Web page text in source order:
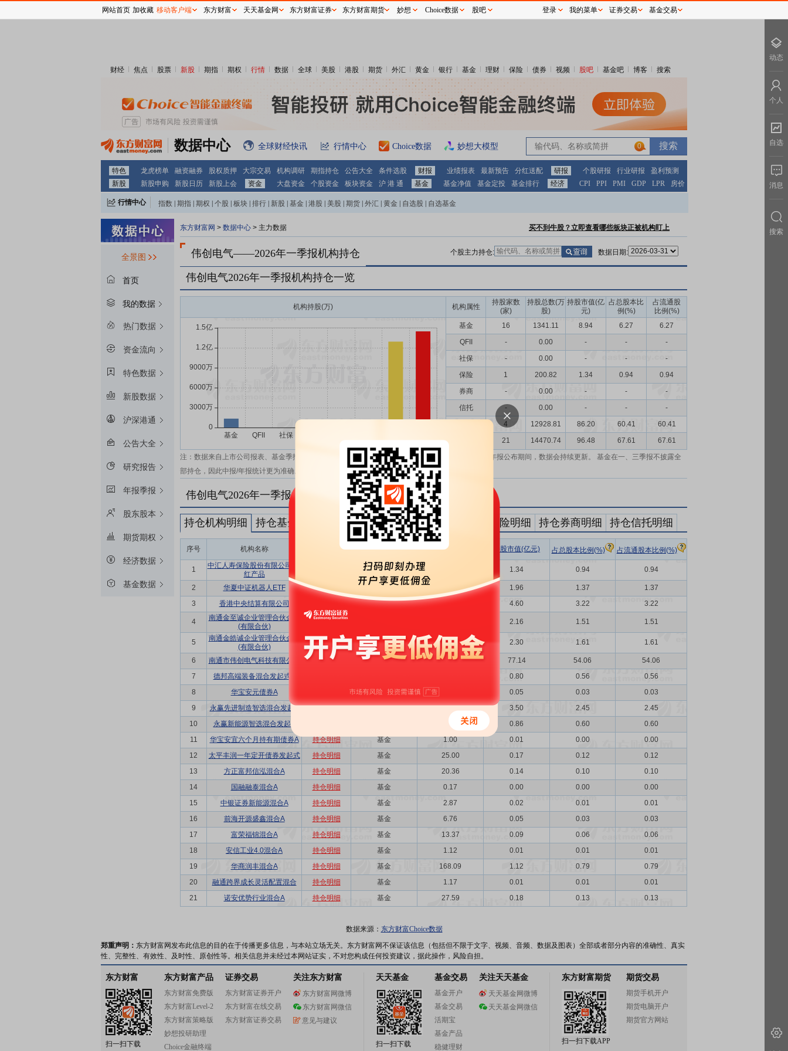
财经 焦点 股票 新股 期指 期权 行情 数据 全球 美股 港股 期货 外汇 黄金 银行 基金 理财 保险 债券 视频 股吧 基金吧 博客 搜索
数据中心 全球财经快讯 行情中心 Choice数据 妙想大模型 0
特色 龙虎榜单 融资融券 股权质押 大宗交易 机构调研 期指持仓 公告大全 条件选股 财报 业绩报表 最新预告 分红送配 研报 个股研报 行业研报
盈利预测
新股
新股申购 新股日历 新股上会 资金 大盘资金 个股资金 板块资金 沪 港 通 基金 基金净值 基金定投 基金排行 经济 CPI PPI PMI GDP LPR 房价
行情中心 指数 期指 期权 个股 板块 排行 新股 基金 港股 美股 期货 外汇 黄金 自选股 自选基金
全景图
首页
我的数据
热门数据
资金流向
特色数据
新股数据
沪深港通
公告大全
研究报告
年报季报
股东股本
期货期权
经济数据
基金数据
东方财富网 > 数据中心 > 主力数据 买不到牛股？立即查看哪些板块正被机构盯上
伟创电气——2026年一季报机构持仓 个股主力持仓: 数据日期:
伟创电气2026年一季报机构持仓一览
机构持股(万) 机构属性
持股家数
(家)
持股总数(万
股)
持股市值(亿
元)
占总股本比
例(%)
占流通股
比例(%)
基金
16 1341.11 8.94 6.27
6.27
QFII
- 0.00 - -
-
社保
- 0.00 - -
-
保险
1 200.82 1.34 0.94
0.94
券商
- 0.00 - -
-
信托
- 0.00 - -
-
4 12928.81 86.20 60.41
60.41
21 14470.74 96.48 67.61
67.61
注：数据来自上市公司报表、基金季报、半年报和基金年报；在上市公司报表、基金季报、半年报和年报公布期间，数据会持续更新。 基金在一、三季报不披露全
部持仓，因此中报/年报统计更为准确。
伟创电气2026年一季报机构持仓明细
持仓机构明细 持仓基金明细 持仓QFII明细 持仓社保明细 持仓保险明细 持仓券商明细 持仓信托明细
序号 机构名称 相关链接 机构属性 持股总数(万股) 持股市值(亿元) 占总股本比例(%) 占流通股本比例(%)
1
中汇人寿保险股份有限公司-分
红产品
保险 1.34 0.94 0.94
2 华夏中证机器人ETF 持仓明细 基金 293.54 1.96 1.37
1.37
3
香港中央结算有限公司 其他 689.49 4.60 3.22 3.22
4
南通金至诚企业管理合伙企业
(有限合伙)
持仓明细 2.16 1.51 1.51
5
南通金皓诚企业管理合伙企业
(有限合伙)
持仓明细 其他 345.04 2.30 1.61 1.61
6 南通市伟创电气科技有限公司 持仓明细 其他 11570.49 77.14 54.06
54.06
7
德邦高端装备混合发起式A 0.80 0.56
0.56
8
华宝安元债券A 基金 0.05 0.03
0.03
9
永赢先进制造智选混合发起A 持仓明细 基金 524.69 3.50 2.45
2.45
10
永赢新能源智选混合发起A 128.86 0.86 0.60
0.60
11
华宝安宜六个月持有期债券A 持仓明细 基金 1.00 0.01 0.00
0.00
12
太平丰润一年定开债券发起式 持仓明细 基金 25.00 0.17 0.12
0.12
13
方正富邦信泓混合A 持仓明细 基金 20.36 0.14 0.10
0.10
14
国融融泰混合A 持仓明细 基金 0.17 0.00 0.00
0.00
15
中银证券新能源混合A 持仓明细 基金 2.87 0.02 0.01
0.01
16
前海开源盛鑫混合A 持仓明细 基金 6.76 0.05 0.03
0.03
17
富荣福锦混合A 持仓明细 基金 13.37 0.09 0.06
0.06
18
安信工业4.0混合A 持仓明细 基金 1.12 0.01 0.01
0.01
19
华商润丰混合A 持仓明细 基金 168.09 1.12 0.79
0.79
20
融通跨界成长灵活配置混合 持仓明细 基金 1.17 0.01 0.01
0.01
21
诺安优势行业混合A 持仓明细 基金 27.59 0.18 0.13 0.13
数据来源： 东方财富Choice数据
郑重声明： 东方财富网发布此信息的目的在于传播更多信息，与本站立场无关。东方财富网不保证该信息（包括但不限于文字、视频、音频、数据及图表）全部或者部分内容的准确性、真实
性、完整性、有效性、及时性、原创性等。相关信息并未经过本网站证实，不对您构成任何投资建议，据此操作，风险自担。
东方财富
扫一扫下载
东方财富产品
东方财富免费版
东方财富Level-2
东方财富策略版
妙想投研助理
Choice金融终端
证券交易
东方财富证券开户
东方财富在线交易
东方财富证券交易
关注东方财富
东方财富网微博
东方财富网微信
意见与建议
天天基金
扫一扫下载
基金交易
基金开户
基金交易
活期宝
基金产品
稳健理财
关注天天基金
天天基金网微博
天天基金网微信
东方财富期货
扫一扫下载APP
期货交易
期货手机开户
期货电脑开户
期货官方网站
网站首页 加收藏 移动客户端 东方财富 天天基金网 东方财富证券 东方财富期货 妙想 Choice数据 股吧 登录 我的菜单 证券交易 基金交易
动态
个人
自选
消息
搜索